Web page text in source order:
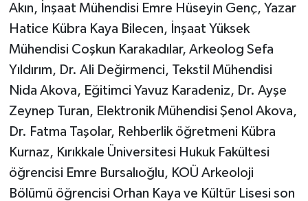
Akın, İnşaat Mühendisi Emre Hüseyin Genç, Yazar
Hatice Kübra Kaya Bilecen, İnşaat Yüksek
Mühendisi Coşkun Karakadılar, Arkeolog Sefa
Yıldırım, Dr. Ali Değirmenci, Tekstil Mühendisi
Nida Akova, Eğitimci Yavuz Karadeniz, Dr. Ayşe
Zeynep Turan, Elektronik Mühendisi Şenol Akova,
Dr. Fatma Taşolar, Rehberlik öğretmeni Kübra
Kurnaz, Kırıkkale Üniversitesi Hukuk Fakültesi
öğrencisi Emre Bursalıoğlu, KOÜ Arkeoloji
Bölümü öğrencisi Orhan Kaya ve Kültür Lisesi son